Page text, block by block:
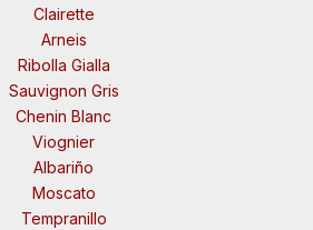
Clairette
Arneis
Ribolla Gialla
Sauvignon Gris
Chenin Blanc
Viognier
Albariño
Moscato
Tempranillo